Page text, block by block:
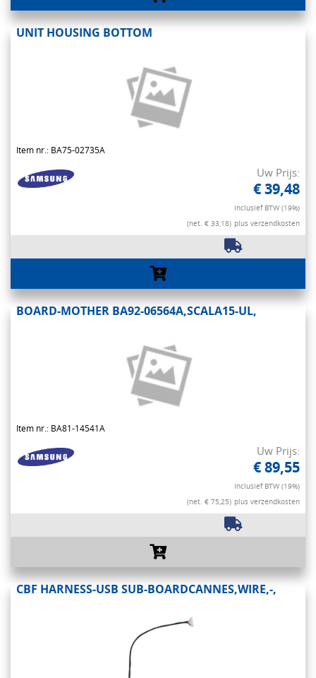
UNIT HOUSING BOTTOM
Item nr.: BA75-02735A
Uw Prijs:
€ 39,48
Inclusief BTW (19%)
(net. € 33,18) plus verzendkosten
BOARD-MOTHER BA92-06564A,SCALA15-UL,
Item nr.: BA81-14541A
Uw Prijs:
€ 89,55
Inclusief BTW (19%)
(net. € 75,25) plus verzendkosten
CBF HARNESS-USB SUB-BOARDCANNES,WIRE,-,